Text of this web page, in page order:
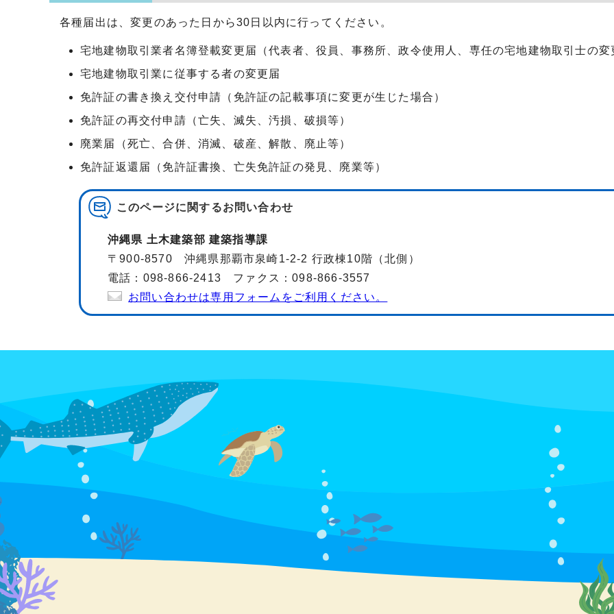
各種届出は、変更のあった日から30日以内に行ってください。
宅地建物取引業者名簿登載変更届（代表者、役員、事務所、政令使用人、専任の宅地建物取引士の変
宅地建物取引業に従事する者の変更届
免許証の書き換え交付申請（免許証の記載事項に変更が生じた場合）
免許証の再交付申請（亡失、滅失、汚損、破損等）
廃業届（死亡、合併、消滅、破産、解散、廃止等）
免許証返還届（免許証書換、亡失免許証の発見、廃業等）
このページに関するお問い合わせ
沖縄県 土木建築部 建築指導課
〒900-8570 沖縄県那覇市泉崎1-2-2 行政棟10階（北側）
電話：098-866-2413 ファクス：098-866-3557
お問い合わせは専用フォームをご利用ください。